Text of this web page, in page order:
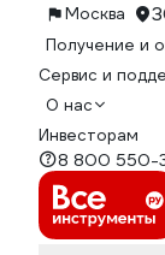
Москва
Получение и
Сервис и
О нас
Инвесторам
8 800 550-